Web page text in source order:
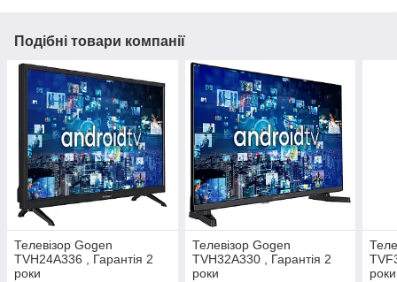
Подібні товари компанії
Телевізор Gogen
TVH24A336 , Гарантія 2
роки
Телевізор Gogen
TVH32A330 , Гарантія 2
роки
роки